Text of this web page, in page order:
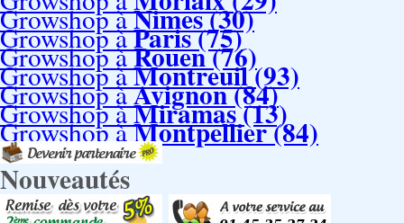
Growshop àNimes (30)
Growshop àParis (75)
Growshop àRouen (76)
Growshop àMontreuil (93)
Growshop àAvignon (84)
Growshop àMiramas (13)
Growshop àMontpellier (84)
Nouveautés